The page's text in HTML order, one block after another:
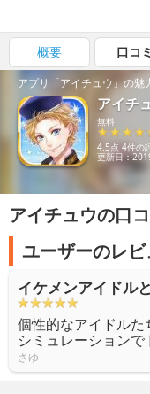
概要 口コミ
アプリ「アイチュウ」の魅
アイチ
無料
4.5点 4件の
更新日：
アイチュウの口
ユーザーのレビ
イケメンアイドル
個性的なアイドル
シミュレーションで
さゆ